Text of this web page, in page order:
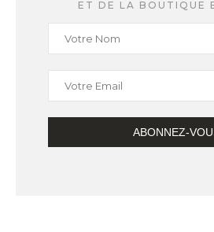
ET DE LA BOUTIQUE